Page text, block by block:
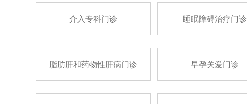
介入专科门诊 睡眠障碍治疗门诊
脂肪肝和药物性肝病门诊 早孕关爱门诊